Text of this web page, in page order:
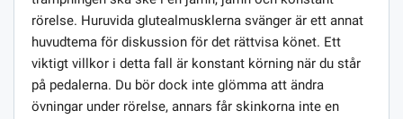
rörelse. Huruvida glutealmusklerna svänger är ett annat
huvudtema för diskussion för det rättvisa könet. Ett
viktigt villkor i detta fall är konstant körning när du står
på pedalerna. Du bör dock inte glömma att ändra
övningar under rörelse, annars får skinkorna inte en